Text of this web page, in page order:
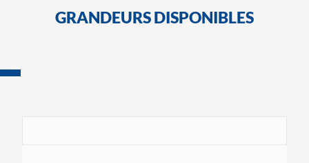
GRANDEURS DISPONIBLES